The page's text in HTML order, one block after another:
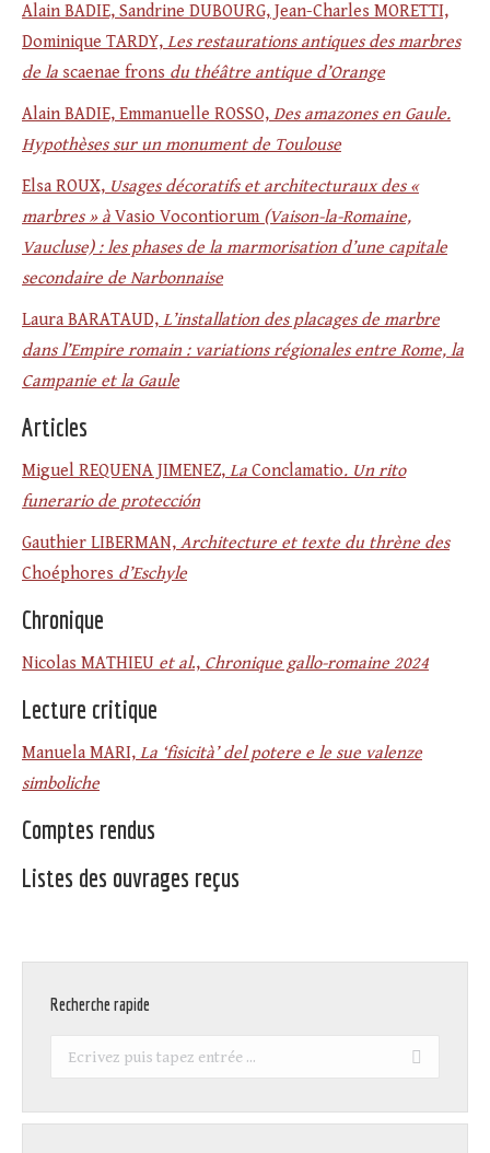
Alain BADIE, Sandrine DUBOURG, Jean-Charles MORETTI,
Dominique TARDY, Les restaurations antiques des marbres
de la scaenae frons du théâtre antique d’Orange
Alain BADIE, Emmanuelle ROSSO, Des amazones en Gaule.
Hypothèses sur un monument de Toulouse
Elsa ROUX, Usages décoratifs et architecturaux des «
marbres » à Vasio Vocontiorum (Vaison-la-Romaine,
Vaucluse) : les phases de la marmorisation d’une capitale
secondaire de Narbonnaise
Laura BARATAUD, L’installation des placages de marbre
dans l’Empire romain : variations régionales entre Rome, la
Campanie et la Gaule
Articles
Miguel REQUENA JIMENEZ, La Conclamatio. Un rito
funerario de protección
Gauthier LIBERMAN, Architecture et texte du thrène des
Choéphores d’Eschyle
Chronique
Nicolas MATHIEU et al., Chronique gallo-romaine 2024
Lecture critique
Manuela MARI, La ‘fisicità’ del potere e le sue valenze
simboliche
Comptes rendus
Listes des ouvrages reçus
Recherche rapide
Recherche